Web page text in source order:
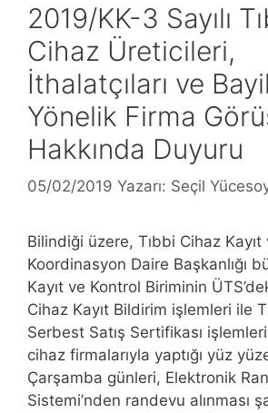
2019/KK-3 Sayılı
Cihaz Üreticileri,
İthalatçıları ve
Yönelik Firma
Hakkında Duyuru
05/02/2019 Yazarı: Seçil
Bilindiği üzere, Tıbbi Cihaz Kayıt
Koordinasyon Daire Başkanlığı
Kayıt ve Kontrol Biriminin
Cihaz Kayıt Bildirim işlemleri ile
Serbest Satış Sertifikası
cihaz firmalarıyla yaptığı yüz
Çarşamba günleri, Elektronik
Sistemi’nden randevu alınması